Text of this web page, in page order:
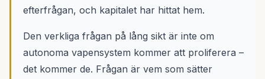
efterfrågan, och kapitalet har hittat hem.
Den verkliga frågan på lång sikt är inte om
autonoma vapensystem kommer att proliferera –
det kommer de. Frågan är vem som sätter